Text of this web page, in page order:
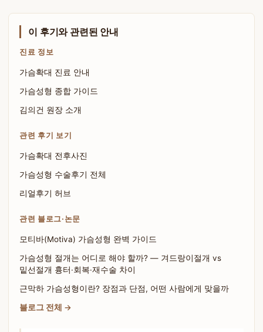
이 후기와 관련된 안내
진료 정보
가슴확대 진료 안내
가슴성형 종합 가이드
김의건 원장 소개
관련 후기 보기
가슴확대 전후사진
가슴성형 수술후기 전체
리얼후기 허브
관련 블로그·논문
모티바(Motiva) 가슴성형 완벽 가이드
가슴성형 절개는 어디로 해야 할까? — 겨드랑이절개 vs
밑선절개 흉터·회복·재수술 차이
근막하 가슴성형이란? 장점과 단점, 어떤 사람에게 맞을까
블로그 전체 →